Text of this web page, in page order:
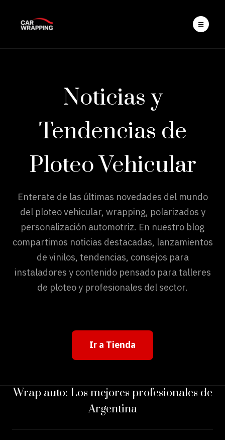
Noticias y
Tendencias de
Ploteo Vehicular
Enterate de las últimas novedades del mundo
del ploteo vehicular, wrapping, polarizados y
personalización automotriz. En nuestro blog
compartimos noticias destacadas, lanzamientos
de vinilos, tendencias, consejos para
instaladores y contenido pensado para talleres
de ploteo y profesionales del sector.
Ir a Tienda
Wrap auto: Los mejores profesionales de
Argentina